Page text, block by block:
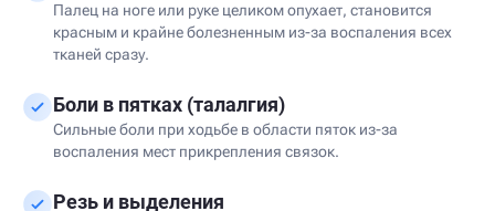
Палец на ноге или руке целиком опухает, становится
красным и крайне болезненным из-за воспаления всех
тканей сразу.
Боли в пятках (талалгия)
Сильные боли при ходьбе в области пяток из-за
воспаления мест прикрепления связок.
Резь и выделения